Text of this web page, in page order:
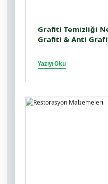
Grafiti Temizliği
Grafiti & Anti
Yazıyı Oku